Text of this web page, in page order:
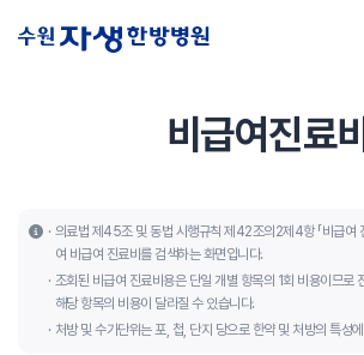
#초음파약침 #척추압박골절
#교통사고후유증
#추나요법
비급여진료비
의료법 제45조 및 동법 시행규칙 제42조의2제4항 「비급여
여 비급여 진료비를 검색하는 화면입니다.
조회된 비급여 진료비용은 단일 개별 항목의 1회 비용이므로
해당 항목의 비용이 달라질 수 있습니다.
처방 및 수가단위는 포, 첩, 단지 당으로 한약 및 처방의 특성